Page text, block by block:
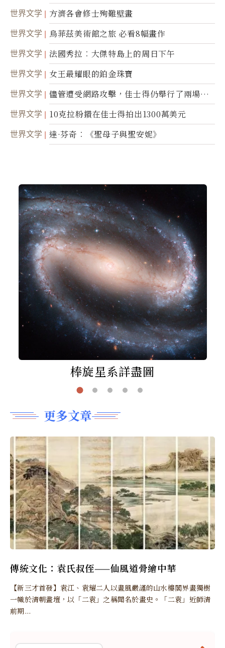
世界文学 方濟各會修士殉難壁畫
世界文学 烏菲茲美術館之旅 必看8幅畫作
世界文学 法國秀拉︰大傑特島上的周日下午
世界文学 女王最耀眼的鉑金珠寶
世界文学
儘管遭受網路攻擊，佳士得仍舉行了兩場拍
賣
世界文学 10克拉粉鑽在佳士得拍出1300萬美元
世界文学 達·芬奇︰《聖母子與聖安妮》
棒旋星系詳盡圖
更多文章
傳統文化：袁氏叔侄——仙風道骨繪中華
【新三才首發】袁江、袁耀二人以畫風嚴謹的山水樓閣界畫獨樹
一幟於清朝畫壇，以「二袁」之稱聞名於畫史。「二袁」近師清
前期...